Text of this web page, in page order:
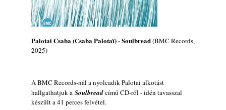
Lemezek a hatvanas-hetvenes évekből - 84.
rész: Irving Ashby – Memoirs
2026. augusztus 04.
10 éve halt meg lapunk főszerkesztő-
helyettese, Csányi Attila
45 éve történt… Jazz-rock albumok 1981-
ből - Shakatak „Drivin’ Hard”
2026. augusztus 03.
Palotai Csaba (Csaba Palotaï) - Soulbread(BMC Records,
2025)
A BMC Records-nál a nyolcadik Palotai alkotást
hallgathatjuk a Soulbreadcímű CD-ről - idén tavasszal
készült a 41 perces felvétel.